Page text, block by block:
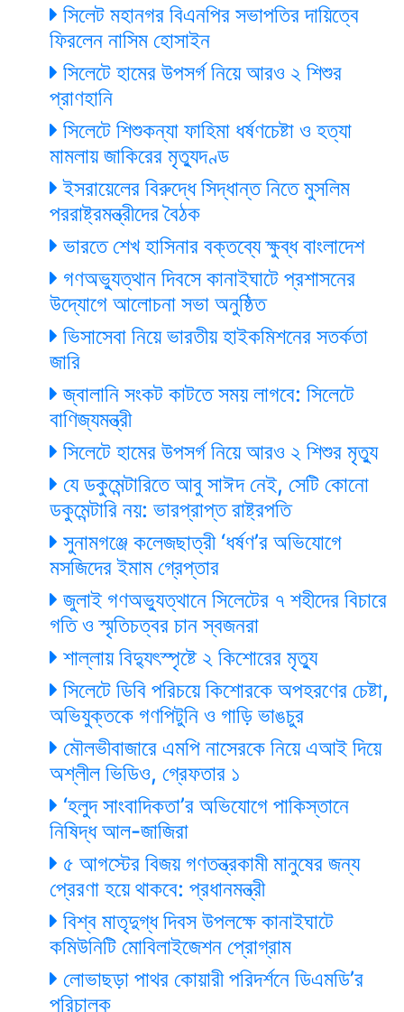
সিলেট মহানগর বিএনপির সভাপতির দায়িত্বে
ফিরলেন নাসিম হোসাইন
সিলেটে হামের উপসর্গ নিয়ে আরও ২ শিশুর
প্রাণহানি
সিলেটে শিশুকন্যা ফাহিমা ধর্ষণচেষ্টা ও হত্যা
মামলায় জাকিরের মৃত্যুদণ্ড
ইসরায়েলের বিরুদ্ধে সিদ্ধান্ত নিতে মুসলিম
পররাষ্ট্রমন্ত্রীদের বৈঠক
ভারতে শেখ হাসিনার বক্তব্যে ক্ষুব্ধ বাংলাদেশ
গণঅভ্যুত্থান দিবসে কানাইঘাটে প্রশাসনের
উদ্যোগে আলোচনা সভা অনুষ্ঠিত
ভিসাসেবা নিয়ে ভারতীয় হাইকমিশনের সতর্কতা
জারি
জ্বালানি সংকট কাটতে সময় লাগবে: সিলেটে
বাণিজ্যমন্ত্রী
সিলেটে হামের উপসর্গ নিয়ে আরও ২ শিশুর মৃত্যু
যে ডকুমেন্টারিতে আবু সাঈদ নেই, সেটি কোনো
ডকুমেন্টারি নয়: ভারপ্রাপ্ত রাষ্ট্রপতি
সুনামগঞ্জে কলেজছাত্রী ‘ধর্ষণ’র অভিযোগে
মসজিদের ইমাম গ্রেপ্তার
জুলাই গণঅভ্যুত্থানে সিলেটের ৭ শহীদের বিচারে
গতি ও স্মৃতিচত্বর চান স্বজনরা
শাল্লায় বিদ্যুৎস্পৃষ্টে ২ কিশোরের মৃত্যু
সিলেটে ডিবি পরিচয়ে কিশোরকে অপহরণের চেষ্টা,
অভিযুক্তকে গণপিটুনি ও গাড়ি ভাঙচুর
মৌলভীবাজারে এমপি নাসেরকে নিয়ে এআই দিয়ে
অশ্লীল ভিডিও, গ্রেফতার ১
‘হলুদ সাংবাদিকতা’র অভিযোগে পাকিস্তানে
নিষিদ্ধ আল-জাজিরা
৫ আগস্টের বিজয় গণতন্ত্রকামী মানুষের জন্য
প্রেরণা হয়ে থাকবে: প্রধানমন্ত্রী
বিশ্ব মাতৃদুগ্ধ দিবস উপলক্ষে কানাইঘাটে
কমিউনিটি মোবিলাইজেশন প্রোগ্রাম
লোভাছড়া পাথর কোয়ারী পরিদর্শনে ডিএমডি’র
পরিচালক